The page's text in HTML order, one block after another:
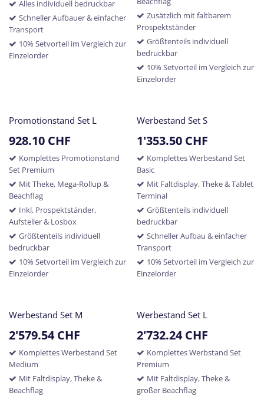
Alles individuell bedruckbar
Schneller Aufbauer & einfacher
Transport
10% Setvorteil im Vergleich zur
Einzelorder
Zusätzlich mit faltbarem
Prospektständer
Größtenteils individuell
bedruckbar
10% Setvorteil im Vergleich zur
Einzelorder
Promotionstand Set L
928.10 CHF
Komplettes Promotionstand
Set Premium
Mit Theke, Mega-Rollup &
Beachflag
Inkl. Prospektständer,
Aufsteller & Losbox
Größtenteils individuell
bedruckbar
10% Setvorteil im Vergleich zur
Einzelorder
Werbestand Set S
1'353.50CHF
Komplettes Werbestand Set
Basic
Mit Faltdisplay, Theke & Tablet
Terminal
Größtenteils individuell
bedruckbar
Schneller Aufbau & einfacher
Transport
10% Setvorteil im Vergleich zur
Einzelorder
Werbestand Set M
2'579.54CHF
Komplettes Werbestand Set
Medium
Mit Faltdisplay, Theke &
Beachflag
Werbestand Set L
2'732.24CHF
Komplettes Werbstand Set
Premium
Mit Faltdisplay, Theke &
großer Beachflag